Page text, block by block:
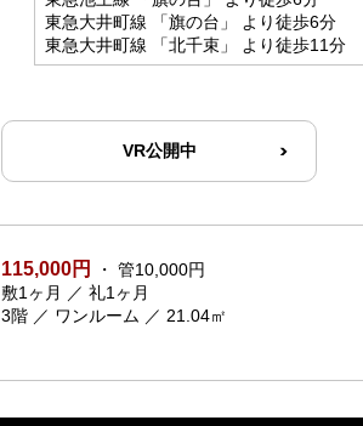
東急大井町線 「旗の台」 より徒歩6分
東急大井町線 「北千束」 より徒歩11分
VR公開中
115,000円
・ 管10,000円
敷1ヶ月 ／ 礼1ヶ月
3階 ／ ワンルーム ／ 21.04㎡